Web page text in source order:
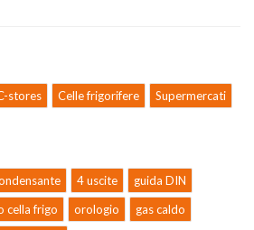
stores Celle frigorifere Supermercati
4 uscite
guida DIN
cella frigo orologio
gas caldo